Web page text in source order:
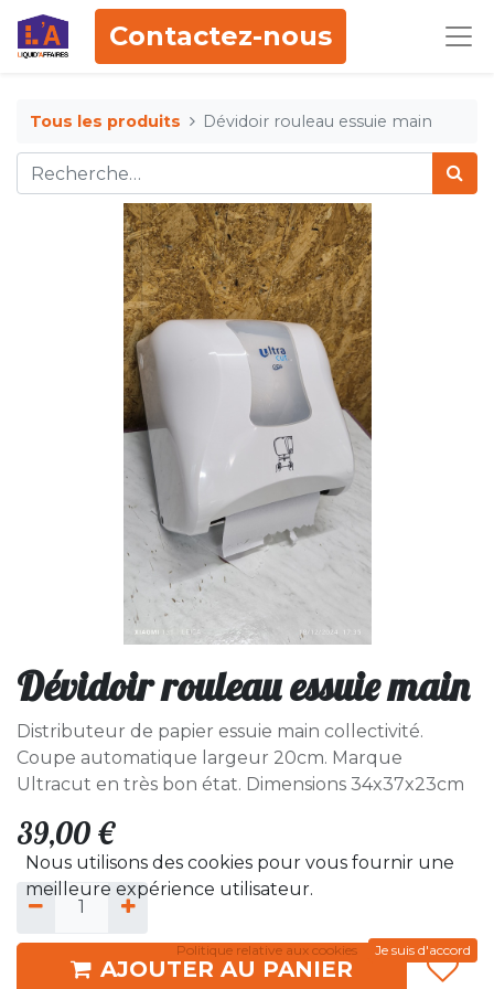
Contactez-nous
Tous les produits Dévidoir rouleau essuie main
Dévidoir rouleau essuie main
Distributeur de papier essuie main collectivité.
Coupe automatique largeur 20cm. Marque
Ultracut en très bon état. Dimensions 34x37x23cm
39,00 €
AJOUTER AU PANIER
Nous utilisons des cookies pour vous fournir une
meilleure expérience utilisateur.
Politique relative aux cookies Je suis d'accord